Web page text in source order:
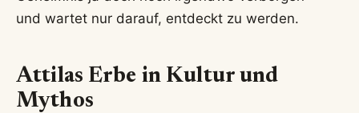
und wartet nur darauf, entdeckt zu werden.
Attilas Erbe in Kultur und
Mythos